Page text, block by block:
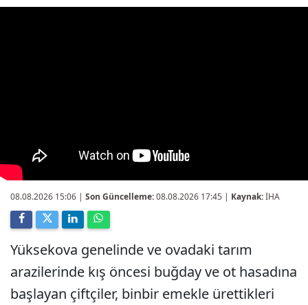
08.08.2026 15:06 | Son Güncelleme:08.08.2026 17:45 | Kaynak:İHA
Yüksekova genelinde ve ovadaki tarım
arazilerinde kış öncesi buğday ve ot hasadına
başlayan çiftçiler, binbir emekle ürettikleri